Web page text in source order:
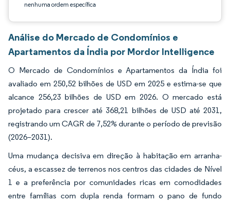
nenhuma ordem específica
Análise do Mercado de Condomínios e
Apartamentos da Índia por Mordor Intelligence
O Mercado de Condomínios e Apartamentos da Índia foi
avaliado em 250,52 bilhões de USD em 2025 e estima-se que
alcance 256,23 bilhões de USD em 2026. O mercado está
projetado para crescer até 368,21 bilhões de USD até 2031,
registrando um CAGR de 7,52% durante o período de previsão
(2026–2031).
Uma mudança decisiva em direção à habitação em arranha-
céus, a escassez de terrenos nos centros das cidades de Nível
1 e a preferência por comunidades ricas em comodidades
entre famílias com dupla renda formam o pano de fundo